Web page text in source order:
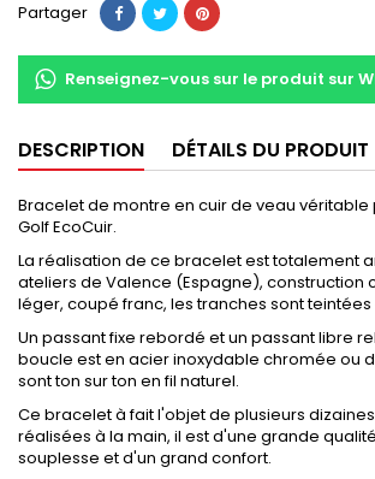
Partager
Renseignez-vous sur le produit sur
DESCRIPTION DÉTAILS DU PRODUIT
Bracelet de montre en cuir de veau véritable
Golf EcoCuir.
La réalisation de ce bracelet est totalement
ateliers de Valence (Espagne), construction
léger, coupé franc, les tranches sont teintées
Un passant fixe rebordé et un passant libre
boucle est en acier inoxydable chromée ou
sont ton sur ton en fil naturel.
Ce bracelet à fait l'objet de plusieurs
réalisées à la main, il est d'une grande
souplesse et d'un grand confort.